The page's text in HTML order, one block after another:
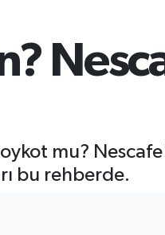
mu?
bu rehberde.